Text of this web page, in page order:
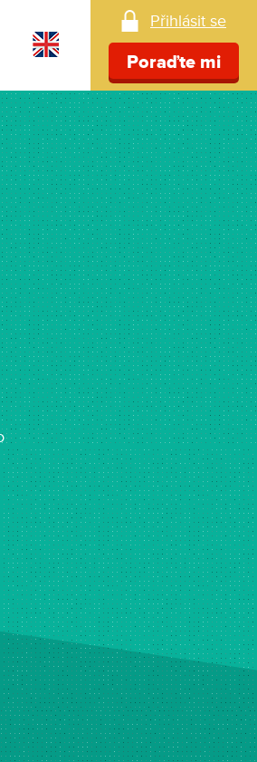
Přihlásit se
Poraďte mi